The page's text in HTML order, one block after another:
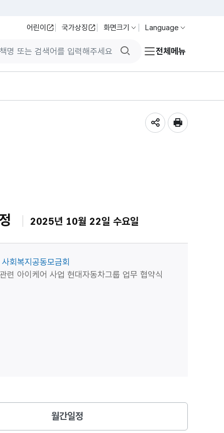
어린이 국가상징 화면크기 Language
검색버튼전체메뉴
2025년 10월 22일 수요일
사회복지공동모금회
련 아이케어 사업 현대자동차그룹 업무 협약식
월간일정